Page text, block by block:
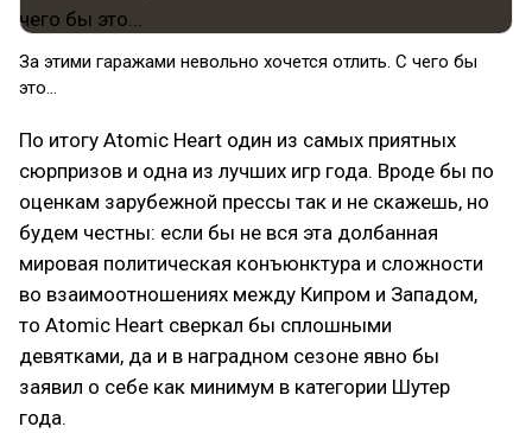
За этими гаражами невольно хочется отлить. С чего бы
это...
По итогу Atomic Heart один из самых приятных
сюрпризов и одна из лучших игр года. Вроде бы по
оценкам зарубежной прессы так и не скажешь, но
будем честны: если бы не вся эта долбанная
мировая политическая конъюнктура и сложности
во взаимоотношениях между Кипром и Западом,
то Atomic Heart сверкал бы сплошными
девятками, да и в наградном сезоне явно бы
заявил о себе как минимум в категории Шутер
года.